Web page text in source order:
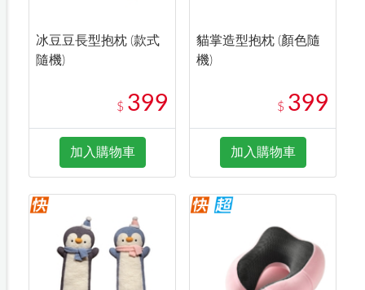
冰豆豆長型抱枕 (款式
隨機)
$ 399
加入購物車
貓掌造型抱枕 (顏色隨
機)
$ 399
加入購物車